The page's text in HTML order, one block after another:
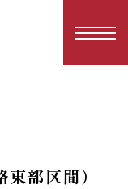
部区間）